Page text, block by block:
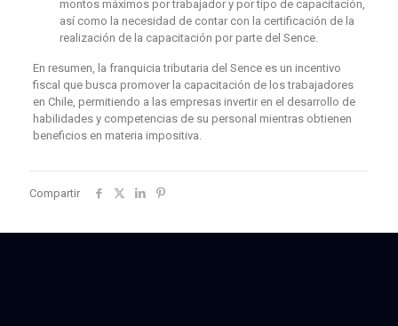
montos máximos por trabajador y por tipo de capacitación,
así como la necesidad de contar con la certificación de la
realización de la capacitación por parte del Sence.
En resumen, la franquicia tributaria del Sence es un incentivo
fiscal que busca promover la capacitación de los trabajadores
en Chile, permitiendo a las empresas invertir en el desarrollo de
habilidades y competencias de su personal mientras obtienen
beneficios en materia impositiva.
Compartir